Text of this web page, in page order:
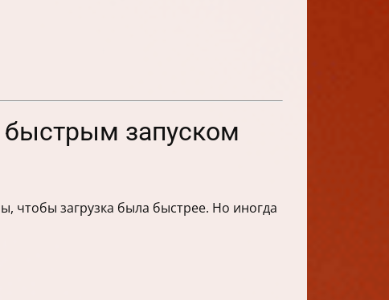
быстрым запуском
чтобы загрузка была быстрее. Но иногда